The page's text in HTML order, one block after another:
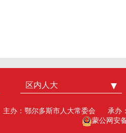
区内人大
内蒙古人大
包头人大
主办：鄂尔多斯市人大常委会
承办
蒙公网安